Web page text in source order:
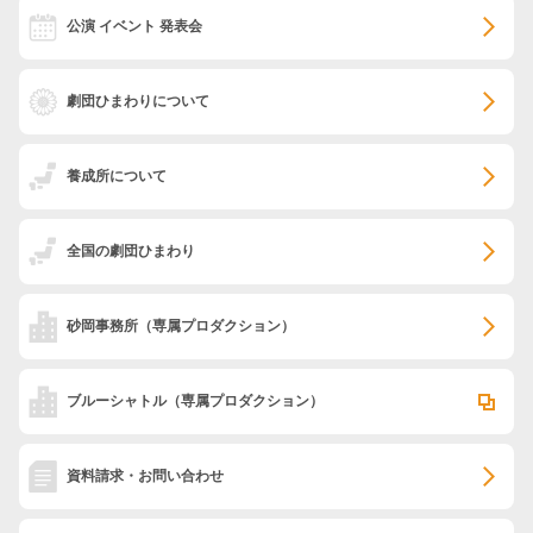
公演 イベント 発表会
劇団ひまわりについて
養成所について
全国の劇団ひまわり
砂岡事務所 （専属プロダクション）
ブルーシャトル（専属プロダクション）
資料請求・お問い合わせ